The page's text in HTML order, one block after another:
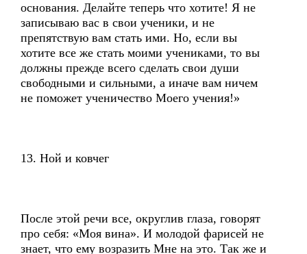
основания. Делайте теперь что хотите! Я не
записываю вас в свои ученики, и не
препятствую вам стать ими. Но, если вы
хотите все же стать моими учениками, то вы
должны прежде всего сделать свои души
свободными и сильными, а иначе вам ничем
не поможет ученичество Моего учения!»
13. Ной и ковчег
После этой речи все, округлив глаза, говорят
про себя: «Моя вина». И молодой фарисей не
знает, что ему возразить Мне на это. Так же и